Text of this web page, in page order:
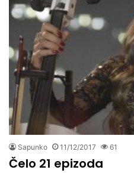
Sapunko 11/12/2017 61
Čelo 21 epizoda